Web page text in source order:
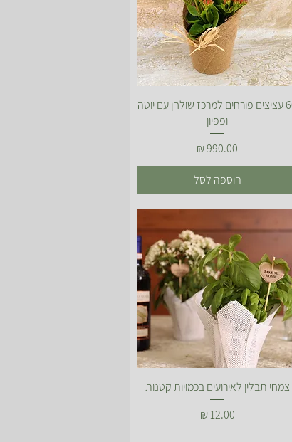
תצוגה מהירה
60 עציצים פורחים למרכז שולחן עם יוטה
ופפיון
מחיר
הוספה לסל
תצוגה מהירה
צמחי תבלין לאירועים בכמויות קטנות
מחיר